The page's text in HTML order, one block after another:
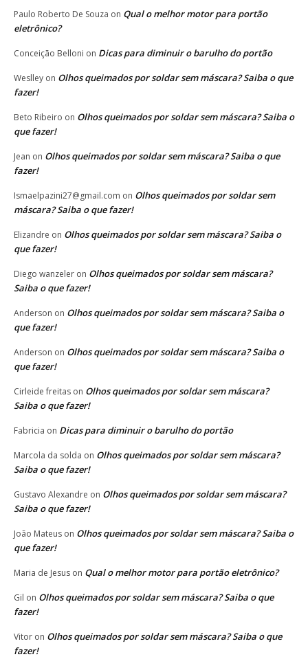
Paulo Roberto De Souza on Qual o melhor motor para portão
eletrônico?
Conceição Belloni on Dicas para diminuir o barulho do portão
Weslley on Olhos queimados por soldar sem máscara? Saiba o que
fazer!
Beto Ribeiro on Olhos queimados por soldar sem máscara? Saiba o
que fazer!
Jean on Olhos queimados por soldar sem máscara? Saiba o que
fazer!
Ismaelpazini27@gmail.com on Olhos queimados por soldar sem
máscara? Saiba o que fazer!
Elizandre on Olhos queimados por soldar sem máscara? Saiba o
que fazer!
Diego wanzeler on Olhos queimados por soldar sem máscara?
Saiba o que fazer!
Anderson on Olhos queimados por soldar sem máscara? Saiba o
que fazer!
Anderson on Olhos queimados por soldar sem máscara? Saiba o
que fazer!
Cirleide freitas on Olhos queimados por soldar sem máscara?
Saiba o que fazer!
Fabricia on Dicas para diminuir o barulho do portão
Marcola da solda on Olhos queimados por soldar sem máscara?
Saiba o que fazer!
Gustavo Alexandre on Olhos queimados por soldar sem máscara?
Saiba o que fazer!
João Mateus on Olhos queimados por soldar sem máscara? Saiba o
que fazer!
Maria de Jesus on Qual o melhor motor para portão eletrônico?
Gil on Olhos queimados por soldar sem máscara? Saiba o que
fazer!
Vitor on Olhos queimados por soldar sem máscara? Saiba o que
fazer!